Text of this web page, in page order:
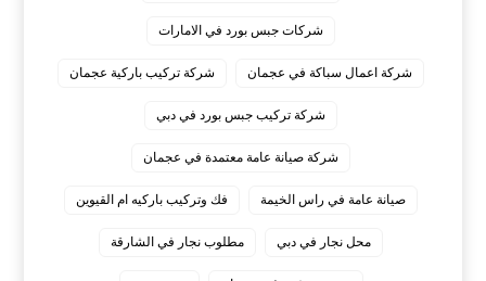
شركات جبس بورد في الامارات
شركة اعمال سباكة في عجمان شركة تركيب باركية عجمان
شركة تركيب جبس بورد في دبي
شركة صيانة عامة معتمدة في عجمان
صيانة عامة في راس الخيمة فك وتركيب باركيه ام القيوين
محل نجار في دبي مطلوب نجار في الشارقة